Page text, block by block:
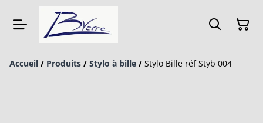
Accueil / Produits / Stylo à bille / Stylo Bille réf Styb 004